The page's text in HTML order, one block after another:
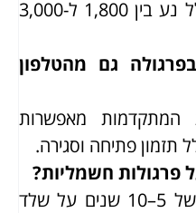
ההפעלה, אך בדרך כלל נע בין 1,800 ל-3,000
גם מהטלפון
המתקדמות מאפשרות
תזמון פתיחה וסגירה.
חשמליות?
נהוג להעניק אחריות של 5–10 שנים על שלד